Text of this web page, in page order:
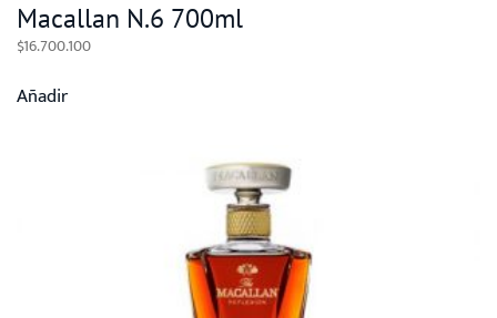
Macallan N.6 700ml
$16.700.100
Añadir